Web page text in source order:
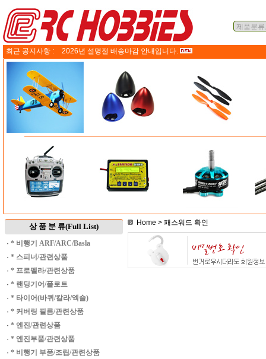
최근 공지사항 : 2026년 설명절 배송마감 안내입니다.
상 품 분 류(Full List)
· * 비행기 ARF/ARC/Basla
· * 스피너/관련상품
· * 프로펠라/관련상품
· * 랜딩기어/플로트
· * 타이어(바퀴/칼라/엑슬)
· * 커버링 필름/관련상품
· * 엔진/관련상품
· * 엔진부품/관련상품
· * 비행기 부품/조립/관련상품
Home > 패스워드 확인